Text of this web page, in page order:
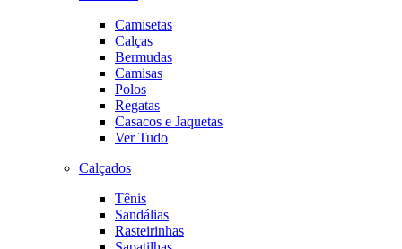
Camisetas
Calças
Bermudas
Camisas
Polos
Regatas
Casacos e Jaquetas
Ver Tudo
Calçados
Tênis
Sandálias
Rasteirinhas